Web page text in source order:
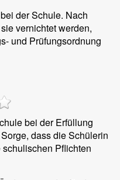
der Schule. Nach
vernichtet werden,
und Prüfungsordnung
bei der Erfüllung
dass die Schülerin
Pflichten